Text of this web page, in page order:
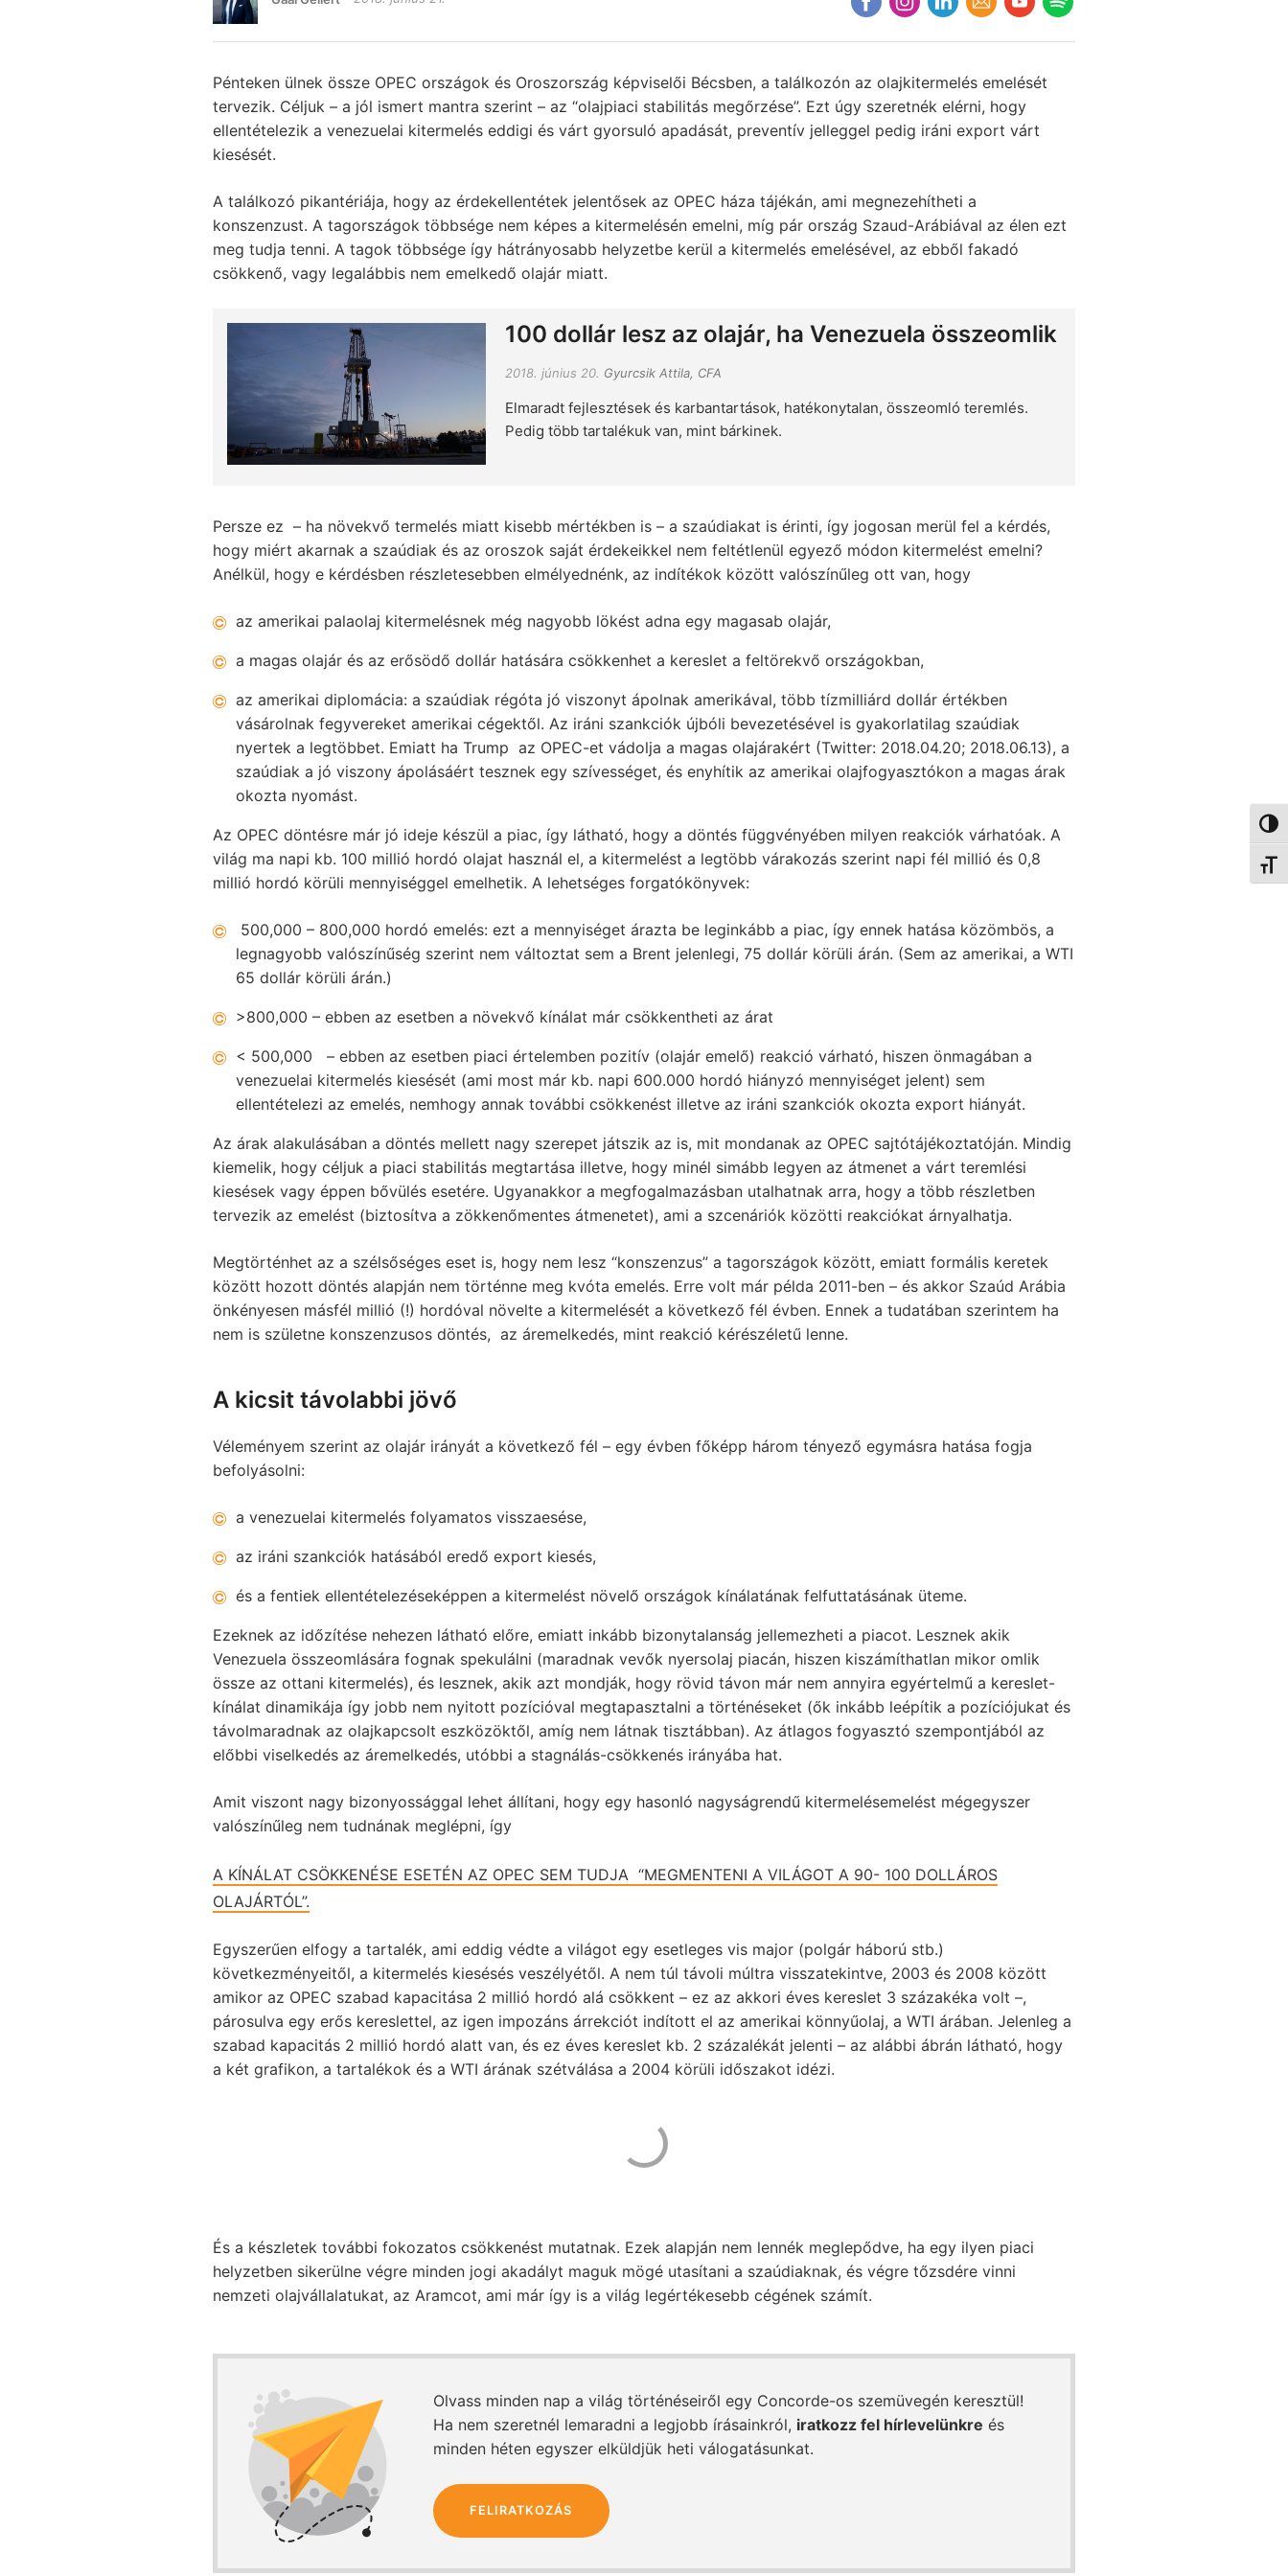
Pénteken ülnek össze OPEC országok és Oroszország képviselői Bécsben, a találkozón az olajkitermelés emelését
tervezik. Céljuk – a jól ismert mantra szerint – az “olajpiaci stabilitás megőrzése”. Ezt úgy szeretnék elérni, hogy
ellentételezik a venezuelai kitermelés eddigi és várt gyorsuló apadását, preventív jelleggel pedig iráni export várt
kiesését.
A találkozó pikantériája, hogy az érdekellentétek jelentősek az OPEC háza tájékán, ami megnezehítheti a
konszenzust. A tagországok többsége nem képes a kitermelésén emelni, míg pár ország Szaud-Arábiával az élen ezt
meg tudja tenni. A tagok többsége így hátrányosabb helyzetbe kerül a kitermelés emelésével, az ebből fakadó
csökkenő, vagy legalábbis nem emelkedő olajár miatt.
100 dollár lesz az olajár, ha Venezuela összeomlik
2018. június 20. Gyurcsik Attila, CFA
Elmaradt fejlesztések és karbantartások, hatékonytalan, összeomló teremlés.
Pedig több tartalékuk van, mint bárkinek.
Persze ez – ha növekvő termelés miatt kisebb mértékben is – a szaúdiakat is érinti, így jogosan merül fel a kérdés,
hogy miért akarnak a szaúdiak és az oroszok saját érdekeikkel nem feltétlenül egyező módon kitermelést emelni?
Anélkül, hogy e kérdésben részletesebben elmélyednénk, az indítékok között valószínűleg ott van, hogy
az amerikai palaolaj kitermelésnek még nagyobb lökést adna egy magasab olajár,
a magas olajár és az erősödő dollár hatására csökkenhet a kereslet a feltörekvő országokban,
az amerikai diplomácia: a szaúdiak régóta jó viszonyt ápolnak amerikával, több tízmilliárd dollár értékben
vásárolnak fegyvereket amerikai cégektől. Az iráni szankciók újbóli bevezetésével is gyakorlatilag szaúdiak
nyertek a legtöbbet. Emiatt ha Trump az OPEC-et vádolja a magas olajárakért (Twitter: 2018.04.20; 2018.06.13), a
szaúdiak a jó viszony ápolásáért tesznek egy szívességet, és enyhítik az amerikai olajfogyasztókon a magas árak
okozta nyomást.
Az OPEC döntésre már jó ideje készül a piac, így látható, hogy a döntés függvényében milyen reakciók várhatóak. A
világ ma napi kb. 100 millió hordó olajat használ el, a kitermelést a legtöbb várakozás szerint napi fél millió és 0,8
millió hordó körüli mennyiséggel emelhetik. A lehetséges forgatókönyvek:
500,000 – 800,000 hordó emelés: ezt a mennyiséget árazta be leginkább a piac, így ennek hatása közömbös, a
legnagyobb valószínűség szerint nem változtat sem a Brent jelenlegi, 75 dollár körüli árán. (Sem az amerikai, a WTI
65 dollár körüli árán.)
>800,000 – ebben az esetben a növekvő kínálat már csökkentheti az árat
< 500,000 – ebben az esetben piaci értelemben pozitív (olajár emelő) reakció várható, hiszen önmagában a
venezuelai kitermelés kiesését (ami most már kb. napi 600.000 hordó hiányzó mennyiséget jelent) sem
ellentételezi az emelés, nemhogy annak további csökkenést illetve az iráni szankciók okozta export hiányát.
Az árak alakulásában a döntés mellett nagy szerepet játszik az is, mit mondanak az OPEC sajtótájékoztatóján. Mindig
kiemelik, hogy céljuk a piaci stabilitás megtartása illetve, hogy minél simább legyen az átmenet a várt teremlési
kiesések vagy éppen bővülés esetére. Ugyanakkor a megfogalmazásban utalhatnak arra, hogy a több részletben
tervezik az emelést (biztosítva a zökkenőmentes átmenetet), ami a szcenáriók közötti reakciókat árnyalhatja.
Megtörténhet az a szélsőséges eset is, hogy nem lesz “konszenzus” a tagországok között, emiatt formális keretek
között hozott döntés alapján nem történne meg kvóta emelés. Erre volt már példa 2011-ben – és akkor Szaúd Arábia
önkényesen másfél millió (!) hordóval növelte a kitermelését a következő fél évben. Ennek a tudatában szerintem ha
nem is születne konszenzusos döntés, az áremelkedés, mint reakció kérészéletű lenne.
A kicsit távolabbi jövő
Véleményem szerint az olajár irányát a következő fél – egy évben főképp három tényező egymásra hatása fogja
befolyásolni:
a venezuelai kitermelés folyamatos visszaesése,
az iráni szankciók hatásából eredő export kiesés,
és a fentiek ellentételezéseképpen a kitermelést növelő országok kínálatának felfuttatásának üteme.
Ezeknek az időzítése nehezen látható előre, emiatt inkább bizonytalanság jellemezheti a piacot. Lesznek akik
Venezuela összeomlására fognak spekulálni (maradnak vevők nyersolaj piacán, hiszen kiszámíthatlan mikor omlik
össze az ottani kitermelés), és lesznek, akik azt mondják, hogy rövid távon már nem annyira egyértelmű a kereslet-
kínálat dinamikája így jobb nem nyitott pozícióval megtapasztalni a történéseket (ők inkább leépítik a pozíciójukat és
távolmaradnak az olajkapcsolt eszközöktől, amíg nem látnak tisztábban). Az átlagos fogyasztó szempontjából az
előbbi viselkedés az áremelkedés, utóbbi a stagnálás-csökkenés irányába hat.
Amit viszont nagy bizonyossággal lehet állítani, hogy egy hasonló nagyságrendű kitermelésemelést mégegyszer
valószínűleg nem tudnának meglépni, így
A KÍNÁLAT CSÖKKENÉSE ESETÉN AZ OPEC SEM TUDJA “MEGMENTENI A VILÁGOT A 90- 100 DOLLÁROS
OLAJÁRTÓL”.
Egyszerűen elfogy a tartalék, ami eddig védte a világot egy esetleges vis major (polgár háború stb.)
következményeitől, a kitermelés kiesésés veszélyétől. A nem túl távoli múltra visszatekintve, 2003 és 2008 között
amikor az OPEC szabad kapacitása 2 millió hordó alá csökkent – ez az akkori éves kereslet 3 százakéka volt –,
párosulva egy erős kereslettel, az igen impozáns árrekciót indított el az amerikai könnyűolaj, a WTI árában. Jelenleg a
szabad kapacitás 2 millió hordó alatt van, és ez éves kereslet kb. 2 százalékát jelenti – az alábbi ábrán látható, hogy
a két grafikon, a tartalékok és a WTI árának szétválása a 2004 körüli időszakot idézi.
És a készletek további fokozatos csökkenést mutatnak. Ezek alapján nem lennék meglepődve, ha egy ilyen piaci
helyzetben sikerülne végre minden jogi akadályt maguk mögé utasítani a szaúdiaknak, és végre tőzsdére vinni
nemzeti olajvállalatukat, az Aramcot, ami már így is a világ legértékesebb cégének számít.
Olvass minden nap a világ történéseiről egy Concorde-os szemüvegén keresztül!
Ha nem szeretnél lemaradni a legjobb írásainkról, iratkozz fel hírlevelünkre és
minden héten egyszer elküldjük heti válogatásunkat.
FELIRATKOZÁS